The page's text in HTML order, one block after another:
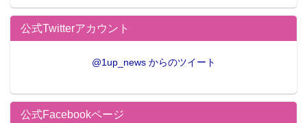
“一番くじ”とは
公式Twitterアカウント
@1up_news からのツイート
公式Facebookページ